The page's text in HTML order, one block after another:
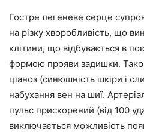
Гостре легеневе серце
на різку хворобливість, що
клітини, що відбувається в
формою прояви задишки.
ціаноз (синюшність шкіри і
набухання вен на шиї.
пульс прискорений (від 100
виключається можливість